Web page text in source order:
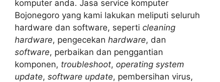
komputer anda. Jasa service komputer
Bojonegoro yang kami lakukan meliputi seluruh
hardware dan software, seperti cleaning
hardware, pengecekan hardware, dan
software, perbaikan dan penggantian
komponen, troubleshoot, operating system
update, software update, pembersihan virus,